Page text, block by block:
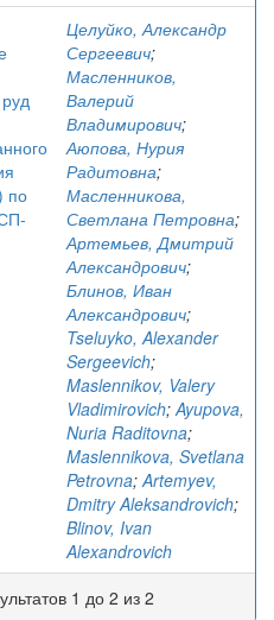
по
Целуйко, Александр
Сергеевич;
Масленников,
Валерий
Владимирович;
Аюпова, Нурия
Радитовна;
Масленникова,
Светлана Петровна;
Артемьев, Дмитрий
Александрович;
Блинов, Иван
Александрович;
Tseluyko, Alexander
Sergeevich;
Maslennikov, Valery
Vladimirovich;Ayupova,
Nuria Raditovna;
Maslennikova, Svetlana
Petrovna;Artemyev,
Dmitry Aleksandrovich;
Blinov, Ivan
Alexandrovich
1 до 2 из 2